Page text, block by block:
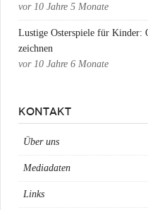
vor 10 Jahre 5 Monate
Lustige Osterspiele für Kinder:
zeichnen
vor 10 Jahre 6 Monate
KONTAKT
Über uns
Mediadaten
Links